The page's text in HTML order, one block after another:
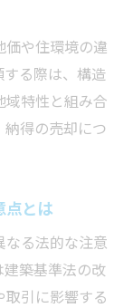
価や住環境の違
する際は、構造
域特性と組み合
得の売却につ
点とは
なる法的な注意
建築基準法の改
取引に影響する